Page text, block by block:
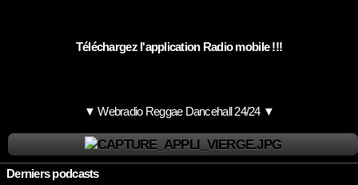
Téléchargez l'application Radio mobile !!!
▼ Webradio Reggae Dancehall 24/24 ▼
Derniers podcasts